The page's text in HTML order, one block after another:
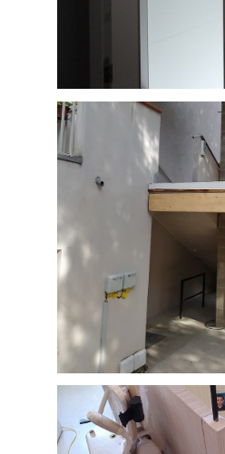
Réalisation d'un
sur 4 niveaux dans
Gaillac (département
Montage de deux
Collectifs, Ville de
(Aude département 11)